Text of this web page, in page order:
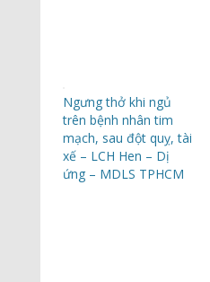
Ngưng thở khi ngủ
trên bệnh nhân tim
mạch, sau đột quỵ, tài
xế – LCH Hen – Dị
ứng – MDLS TPHCM